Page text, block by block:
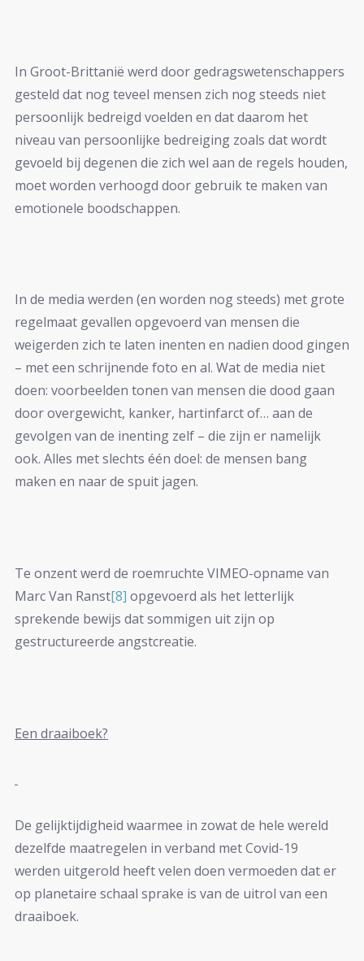
In Groot-Brittanië werd door gedragswetenschappers
gesteld dat nog teveel mensen zich nog steeds niet
persoonlijk bedreigd voelden en dat daarom het
niveau van persoonlijke bedreiging zoals dat wordt
gevoeld bij degenen die zich wel aan de regels houden,
moet worden verhoogd door gebruik te maken van
emotionele boodschappen.
In de media werden (en worden nog steeds) met grote
regelmaat gevallen opgevoerd van mensen die
weigerden zich te laten inenten en nadien dood gingen
– met een schrijnende foto en al. Wat de media niet
doen: voorbeelden tonen van mensen die dood gaan
door overgewicht, kanker, hartinfarct of… aan de
gevolgen van de inenting zelf – die zijn er namelijk
ook. Alles met slechts één doel: de mensen bang
maken en naar de spuit jagen.
Te onzent werd de roemruchte VIMEO-opname van
Marc Van Ranst[8] opgevoerd als het letterlijk
sprekende bewijs dat sommigen uit zijn op
gestructureerde angstcreatie.
Een draaiboek?
De gelijktijdigheid waarmee in zowat de hele wereld
dezelfde maatregelen in verband met Covid-19
werden uitgerold heeft velen doen vermoeden dat er
op planetaire schaal sprake is van de uitrol van een
draaiboek.